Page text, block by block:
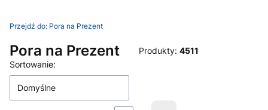
Przejdź do: Pora na Prezent
Pora na Prezent Produkty: 4511
Lista produktów
Sortowanie:
Domyślne